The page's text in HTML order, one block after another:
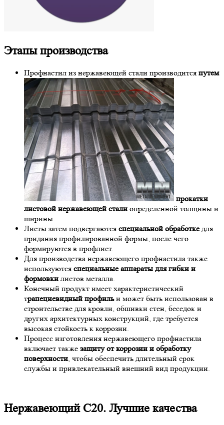
Этапы производства
Профнастил из нержавеющей стали производится путем
прокатки
листовой нержавеющей стали определенной толщины и
ширины.
Листы затем подвергаются специальной обработкедля
придания профилированной формы, после чего
формируются в профлист.
Для производства нержавеющего профнастила также
используются специальные аппараты для гибки и
формовки листов металла.
Конечный продукт имеет характеристический
трапециевидный профильи может быть использован в
строительстве для кровли, обшивки стен, беседок и
других архитектурных конструкций, где требуется
высокая стойкость к коррозии.
Процесс изготовления нержавеющего профнастила
включает также защиту от коррозии и обработку
поверхности, чтобы обеспечить длительный срок
службы и привлекательный внешний вид продукции.
Нержавеющий С20. Лучшие качества